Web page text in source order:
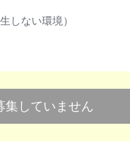
しない環境）
集していません